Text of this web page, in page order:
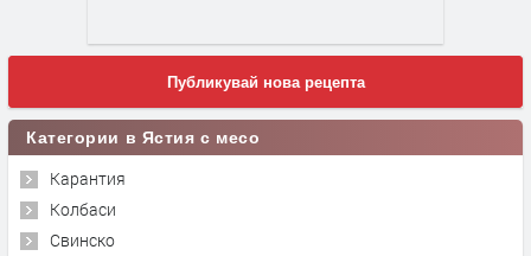
Публикувай нова рецепта
Категории в Ястия с месо
Карантия
Колбаси
Свинско